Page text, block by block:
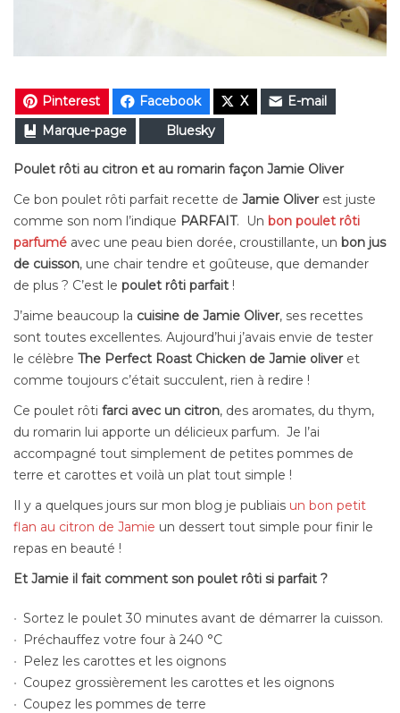
Pinterest Facebook X
E-mail
Marque-page
Bluesky
Poulet rôti au citron et au romarin façon Jamie Oliver
Ce bon poulet rôti parfait recette de Jamie Oliverest juste
comme son nom l’indique PARFAIT. Un bon poulet rôti
parfumé avec une peau bien dorée, croustillante, un bon jus
de cuisson, une chair tendre et goûteuse, que demander
de plus ? C’est le poulet rôti parfait !
J’aime beaucoup la cuisine de Jamie Oliver, ses recettes
sont toutes excellentes. Aujourd’hui j’avais envie de tester
le célèbre The Perfect Roast Chicken de Jamie oliveret
comme toujours c’était succulent, rien à redire !
Ce poulet rôti farci avec un citron, des aromates, du thym,
du romarin lui apporte un délicieux parfum. Je l’ai
accompagné tout simplement de petites pommes de
terre et carottes et voilà un plat tout simple !
Il y a quelques jours sur mon blog je publiais un bon petit
flan au citron de Jamie un dessert tout simple pour finir le
repas en beauté !
Et Jamie il fait comment son poulet rôti si parfait ?
Sortez le poulet 30 minutes avant de démarrer la cuisson.
Préchauffez votre four à 240 °C
Pelez les carottes et les oignons
Coupez grossièrement les carottes et les oignons
Coupez les pommes de terre